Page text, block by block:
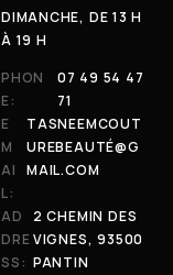
DIMANCHE, DE 13 H
À 19 H
PHON
E:
07 49 54 47
71
E
M
AI
L:
TASNEEMCOUT
UREBEAUTÉ@G
MAIL.COM
AD
DRE
SS:
2 CHEMIN DES
VIGNES, 93500
PANTIN